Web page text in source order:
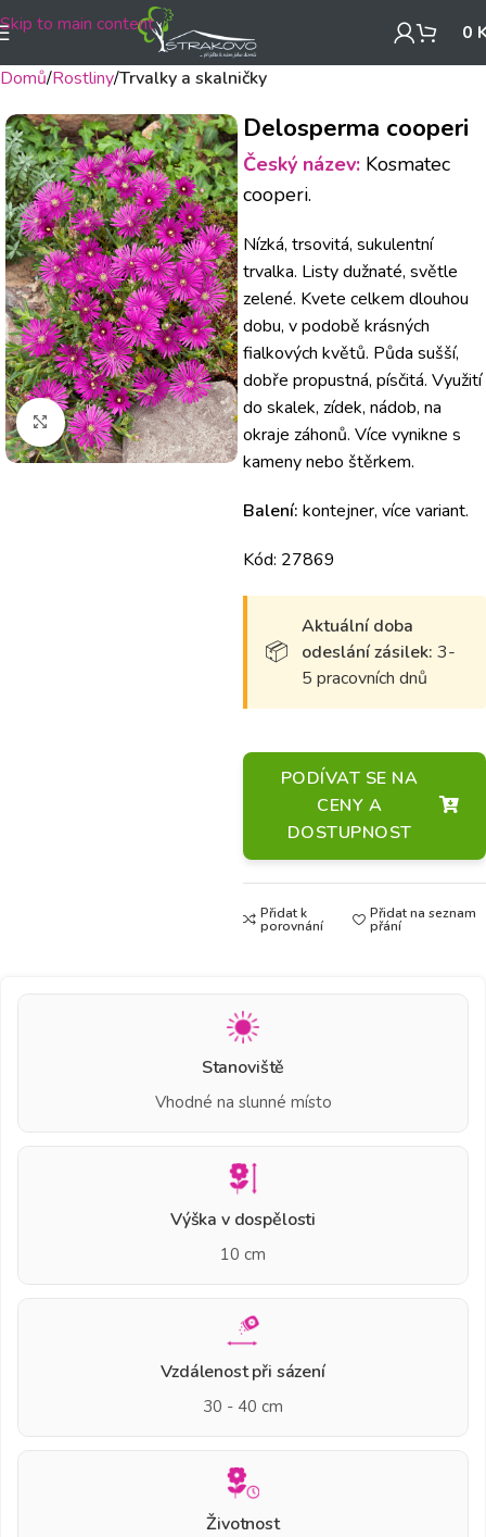
Skip to main content 0
Domů Rostliny Trvalky a skalničky
Klikněte pro zvětšení
Delosperma cooperi
Český název: Kosmatec
cooperi.
Nízká, trsovitá, sukulentní
trvalka. Listy dužnaté, světle
zelené. Kvete celkem dlouhou
dobu, v podobě krásných
fialkových květů. Půda sušší,
dobře propustná, písčitá. Využití
do skalek, zídek, nádob, na
okraje záhonů. Více vynikne s
kameny nebo štěrkem.
Balení: kontejner, více variant.
Kód: 27869
Aktuální doba
odeslání zásilek: 3-
5 pracovních dnů
PODÍVAT SE NA
CENY A
DOSTUPNOST
Přidat k
porovnání
Přidat na seznam
přání
Stanoviště
Vhodné na slunné místo
Výška v dospělosti
10 cm
Vzdálenost při sázení
30 - 40 cm
Životnost